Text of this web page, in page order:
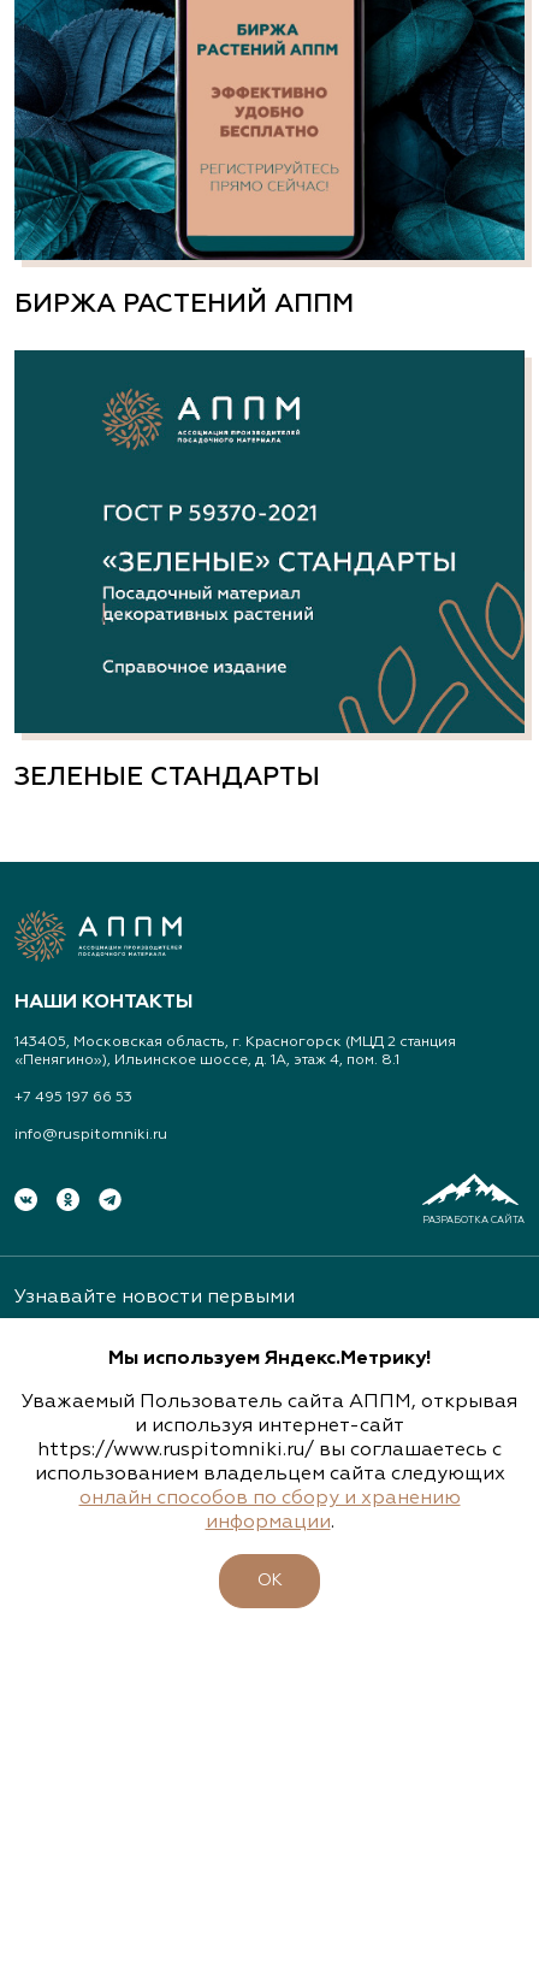
БИРЖА РАСТЕНИЙ АППМ
ЗЕЛЕНЫЕ СТАНДАРТЫ
НАШИ КОНТАКТЫ
143405, Московская область, г. Красногорск (МЦД 2 станция
«Пенягино»), Ильинское шоссе, д. 1А, этаж 4, пом. 8.1
+7 495 197 66 53
info@ruspitomniki.ru
РАЗРАБОТКА САЙТА
Узнавайте новости первыми
Подписаться
Мы используем Яндекс.Метрику!
Уважаемый Пользователь сайта АППМ, открывая
и используя интернет-сайт
https://www.ruspitomniki.ru/ вы соглашаетесь с
использованием владельцем сайта следующих
онлайн способов по сбору и хранению
информации.
ОК